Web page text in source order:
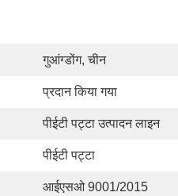
गुआंग्डोंग, चीन
प्रदान किया गया
पीईटी पट्टा उत्पादन लाइन
पीईटी पट्टा
आईएसओ 9001/2015